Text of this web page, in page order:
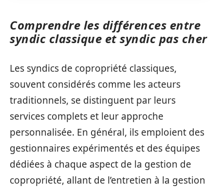
Comprendre les différences entre
syndic classique et syndic pas cher
Les syndics de copropriété classiques,
souvent considérés comme les acteurs
traditionnels, se distinguent par leurs
services complets et leur approche
personnalisée. En général, ils emploient des
gestionnaires expérimentés et des équipes
dédiées à chaque aspect de la gestion de
copropriété, allant de l’entretien à la gestion